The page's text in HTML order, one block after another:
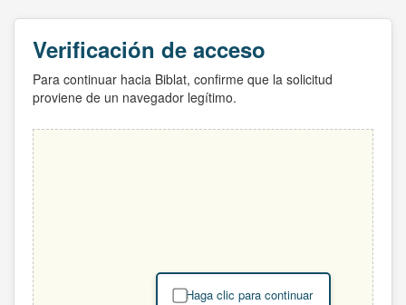
Verificación de acceso
Para continuar hacia Biblat, confirme que la solicitud
proviene de un navegador legítimo.
Haga clic para continuar